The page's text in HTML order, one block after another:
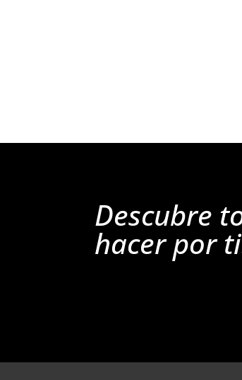
Descubre
hacer por